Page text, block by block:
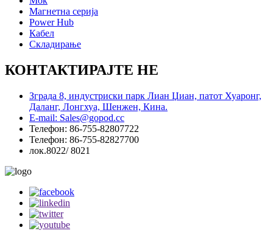
Магнетна серија
Power Hub
Кабел
Складирање
КОНТАКТИРАЈТЕ НЕ
Зграда 8, индустриски парк Лиан Џиан, патот Хуаронг,
Даланг, Лонгхуа, Шенжен, Кина.
E-mail: Sales@gopod.cc
Телефон: 86-755-82807722
Телефон: 86-755-82827700
лок.8022/ 8021